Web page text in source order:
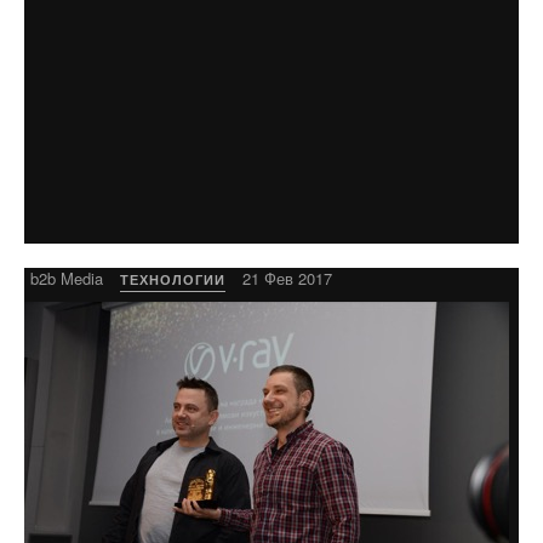
b2b Media ТЕХНОЛОГИИ 21 Фев 2017